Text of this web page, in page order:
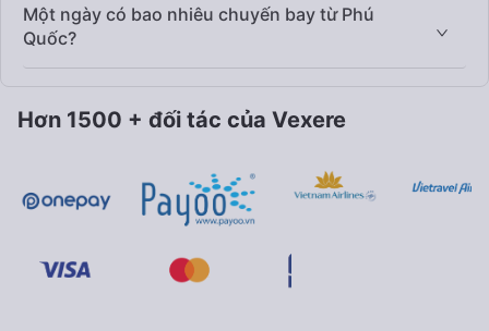
Một ngày có bao nhiêu chuyến bay từ Phú
Quốc?
Hơn 1500 + đối tác của Vexere